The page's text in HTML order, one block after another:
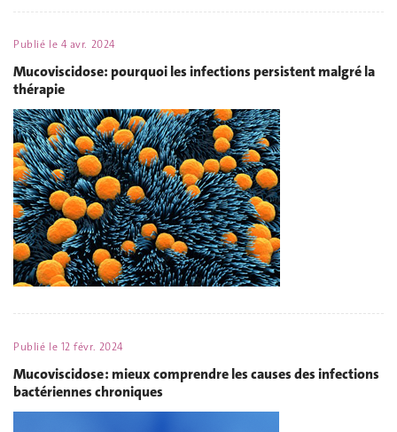
Publié le 4 avr. 2024
Mucoviscidose: pourquoi les infections persistent malgré la
thérapie
Publié le 12 févr. 2024
Mucoviscidose : mieux comprendre les causes des infections
bactériennes chroniques